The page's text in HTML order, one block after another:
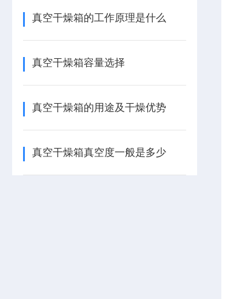
真空干燥箱的工作原理是什么
真空干燥箱容量选择
真空干燥箱的用途及干燥优势
真空干燥箱真空度一般是多少